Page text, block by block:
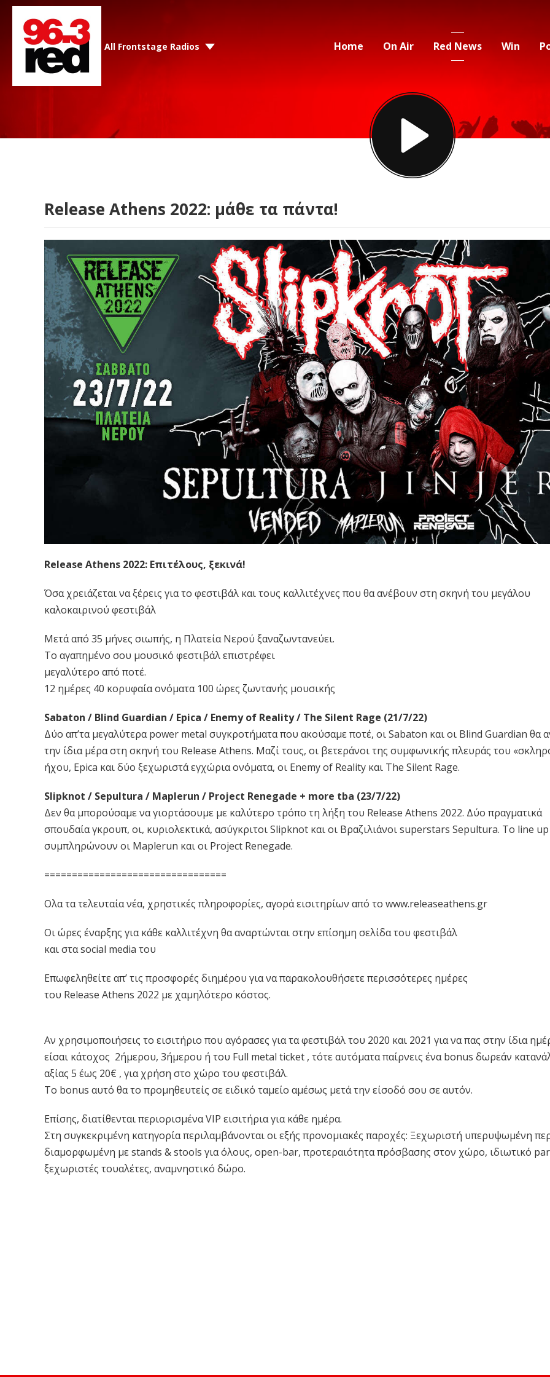
All Frontstage Radios Home On Air Red News Win
Release Athens 2022: μάθε τα πάντα!
Release Athens 2022: Επιτέλους, ξεκινά!
Όσα χρειάζεται να ξέρεις για το φεστιβάλ και τους καλλιτέχνες που θα ανέβουν στη σκηνή του μεγάλου
καλοκαιρινού φεστιβάλ
Μετά από 35 μήνες σιωπής, η Πλατεία Νερού ξαναζωντανεύει.
Το αγαπημένο σου μουσικό φεστιβάλ επιστρέφει
μεγαλύτερο από ποτέ.
12 ημέρες 40 κορυφαία ονόματα 100 ώρες ζωντανής μουσικής
Sabaton / Blind Guardian / Epica / Enemy of Reality / The Silent Rage (21/7/22)
Δύο απ’τα μεγαλύτερα power metal συγκροτήματα που ακούσαμε ποτέ, οι Sabaton και οι Blind Guardian θα
την ίδια μέρα στη σκηνή του Release Athens. Μαζί τους, οι βετεράνοι της συμφωνικής πλευράς του
ήχου, Epica και δύο ξεχωριστά εγχώρια ονόματα, οι Enemy of Reality και The Silent Rage.
Slipknot / Sepultura / Maplerun / Project Renegade + more tba (23/7/22)
Δεν θα μπορούσαμε να γιορτάσουμε με καλύτερο τρόπο τη λήξη του Release Athens 2022. Δύο πραγματικά
σπουδαία γκρουπ, οι, κυριολεκτικά, ασύγκριτοι Slipknot και οι Βραζιλιάνοι superstars Sepultura. Το line up
συμπληρώνουν οι Maplerun και οι Project Renegade.
=================================
Oλα τα τελευταία νέα, χρηστικές πληροφορίες, αγορά εισιτηρίων από το www.releaseathens.gr
Οι ώρες έναρξης για κάθε καλλιτέχνη θα αναρτώνται στην επίσημη σελίδα του φεστιβάλ
και στα social media του
Επωφεληθείτε απ’ τις προσφορές διημέρου για να παρακολουθήσετε περισσότερες ημέρες
του Release Athens 2022 με χαμηλότερο κόστος.
Αν χρησιμοποιήσεις το εισιτήριο που αγόρασες για τα φεστιβάλ του 2020 και 2021 για να πας στην ίδια
είσαι κάτοχος 2ήμερου, 3ήμερου ή του Full metal ticket , τότε αυτόματα παίρνεις ένα bonus δωρεάν
αξίας 5 έως 20€ , για χρήση στο χώρο του φεστιβάλ.
Το bonus αυτό θα το προμηθευτείς σε ειδικό ταμείο αμέσως μετά την είσοδό σου σε αυτόν.
Επίσης, διατίθενται περιορισμένα VIP εισιτήρια για κάθε ημέρα.
Στη συγκεκριμένη κατηγορία περιλαμβάνονται οι εξής προνομιακές παροχές: Ξεχωριστή υπερυψωμένη
διαμορφωμένη με stands & stools για όλους, οpen-bar, προτεραιότητα πρόσβασης στον χώρο, ιδιωτικό
ξεχωριστές τουαλέτες, αναμνηστικό δώρο.